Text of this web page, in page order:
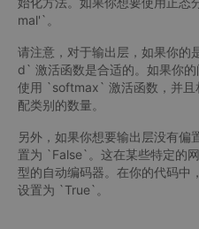
mal'`。
请注意，对于输出层，如果你
d` 激活函数是合适的。如果你
使用 `softmax` 激活函数，并且
配类别的数量。
另外，如果你想要输出层没有
置为 `False`。这在某些特定的
型的自动编码器。在你的代码
设置为 `True`。